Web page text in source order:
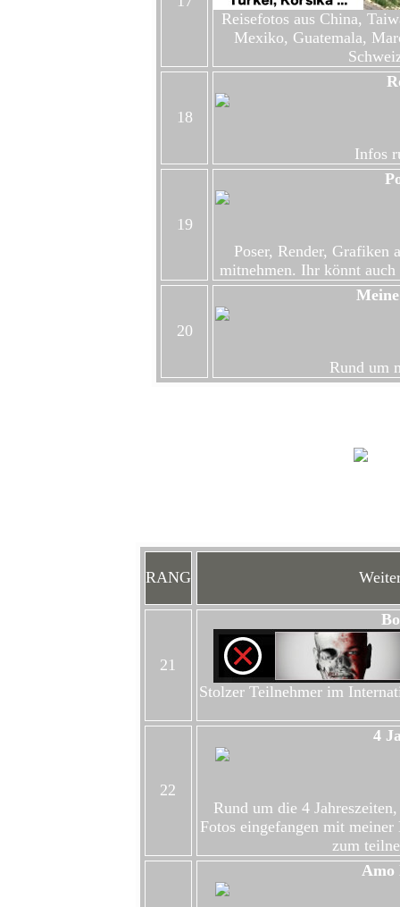
Reisefotos aus China,
Mexiko, Guatemala,
18
Infos
19
Poser, Render,
mitnehmen. Ihr könnt auch
20
Rund um
RANG
21
Stolzer Teilnehmer im
22
4
Rund um die 4
Fotos eingefangen mit
zum
Amo